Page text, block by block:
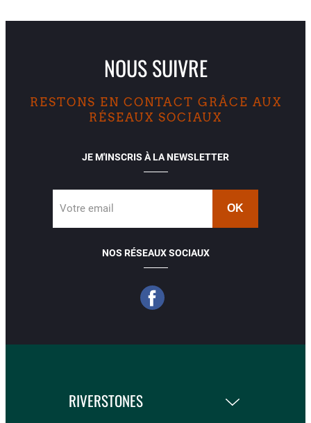
NOUS SUIVRE
RESTONS EN CONTACT GRÂCE AUX
RÉSEAUX SOCIAUX
JE M'INSCRIS À LA NEWSLETTER
Votre email
NOS RÉSEAUX SOCIAUX
RIVERSTONES